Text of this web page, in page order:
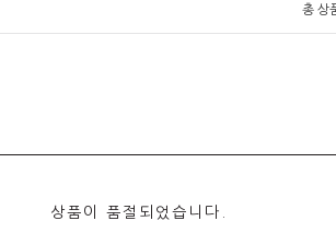
총 상
상품이 품절되었습니다.